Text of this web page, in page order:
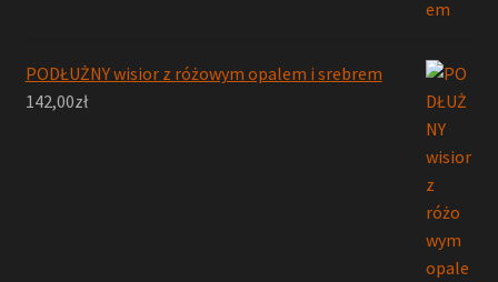
PODŁUŻNY wisior z różowym opalem i srebrem
142,00zł